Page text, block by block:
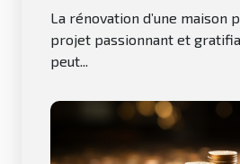
La rénovation d’une maison
projet passionnant et
peut...